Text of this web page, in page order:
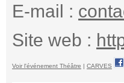
E-mail :
Site web :
Voir l'événement Théâtre | CARVES